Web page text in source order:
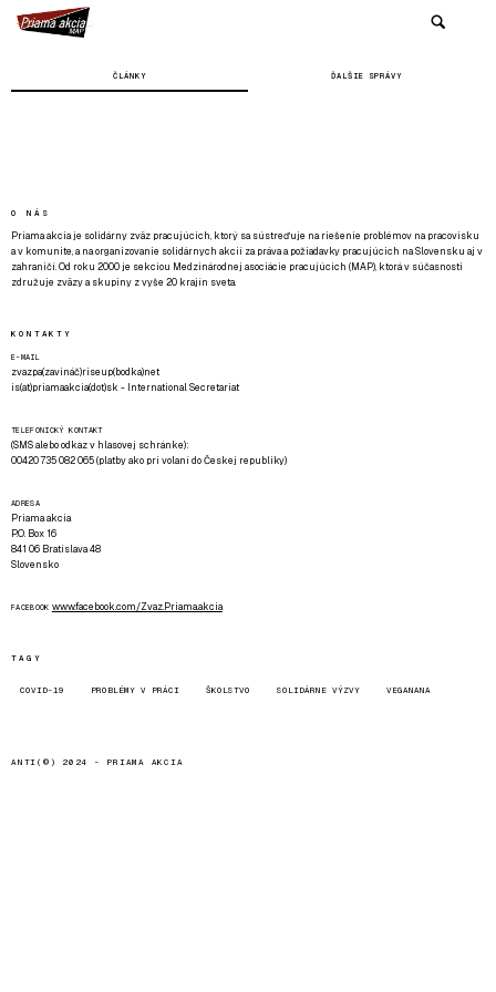
ČLÁNKY ĎALŠIE SPRÁVY
O NÁS
Priama akcia je solidárny zväz pracujúcich, ktorý sa sústreďuje na riešenie problémov na pracovisku
a v komunite, a na organizovanie solidárnych akcií za práva a požiadavky pracujúcich na Slovensku aj v
zahraničí. Od roku 2000 je sekciou Medzinárodnej asociácie pracujúcich (MAP), ktorá v súčasnosti
združuje zväzy a skupiny z vyše 20 krajín sveta.
KONTAKTY
E-MAIL
zvazpa(zavináč)riseup(bodka)net
is(at)priamaakcia(dot)sk - International Secretariat
TELEFONICKÝ KONTAKT
(SMS alebo odkaz v hlasovej schránke):
00420 735 082 065 (platby ako pri volaní do Českej republiky)
ADRESA
Priama akcia
P.O. Box 16
841 06 Bratislava 48
Slovensko
FACEBOOK www.facebook.com/Zvaz.Priama.akcia
TAGY
COVID-19 PROBLÉMY V PRÁCI ŠKOLSTVO SOLIDÁRNE VÝZVY VEGANANA
ANTI(©) 2024 - PRIAMA AKCIA